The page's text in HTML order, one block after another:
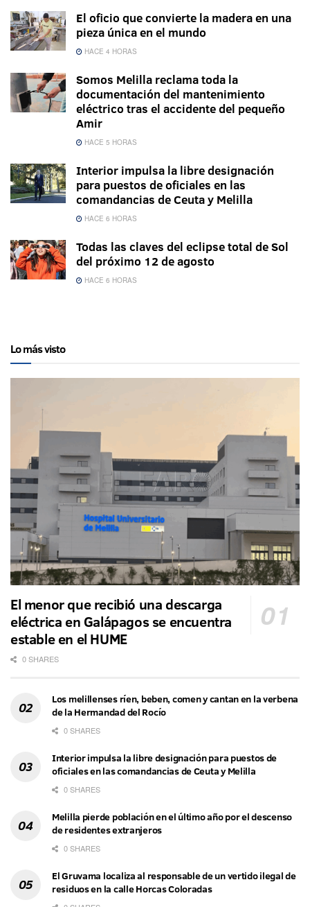
El oficio que convierte la madera en una
pieza única en el mundo
HACE 4 HORAS
Somos Melilla reclama toda la
documentación del mantenimiento
eléctrico tras el accidente del pequeño
Amir
HACE 5 HORAS
Interior impulsa la libre designación
para puestos de oficiales en las
comandancias de Ceuta y Melilla
HACE 6 HORAS
Todas las claves del eclipse total de Sol
del próximo 12 de agosto
HACE 6 HORAS
Lo más visto
El menor que recibió una descarga
eléctrica en Galápagos se encuentra
estable en el HUME
0 SHARES
Los melillenses ríen, beben, comen y cantan en la verbena
de la Hermandad del Rocío
0 SHARES
Interior impulsa la libre designación para puestos de
oficiales en las comandancias de Ceuta y Melilla
0 SHARES
Melilla pierde población en el último año por el descenso
de residentes extranjeros
0 SHARES
El Gruvama localiza al responsable de un vertido ilegal de
residuos en la calle Horcas Coloradas